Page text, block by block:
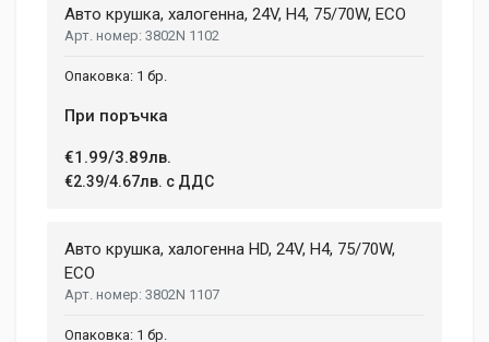
NUMBER OF SPEEDS
99 mm
Aenean non lorem nisl. Duis tempor sollicitudin orci, eget
congue feugiat ac, facilisis a augue. Donec tempor sapien et
fringilla facilisis. Nam maximus consectetur diam. Nulla ut ex
Duis ac lectus scelerisque quam blandit egestas. Pellentesque
hendrerit eros laoreet suscipit ultrices.
Авто крушка, халогенна, 24V, H4, 75/70W, ECO
3802N 1102
1 бр.
При поръчка
€1.99/3.89лв.
€2.39/4.67лв. с ДДС
Авто крушка, халогенна HD, 24V, H4, 75/70W,
ECO
3802N 1107
1 бр.